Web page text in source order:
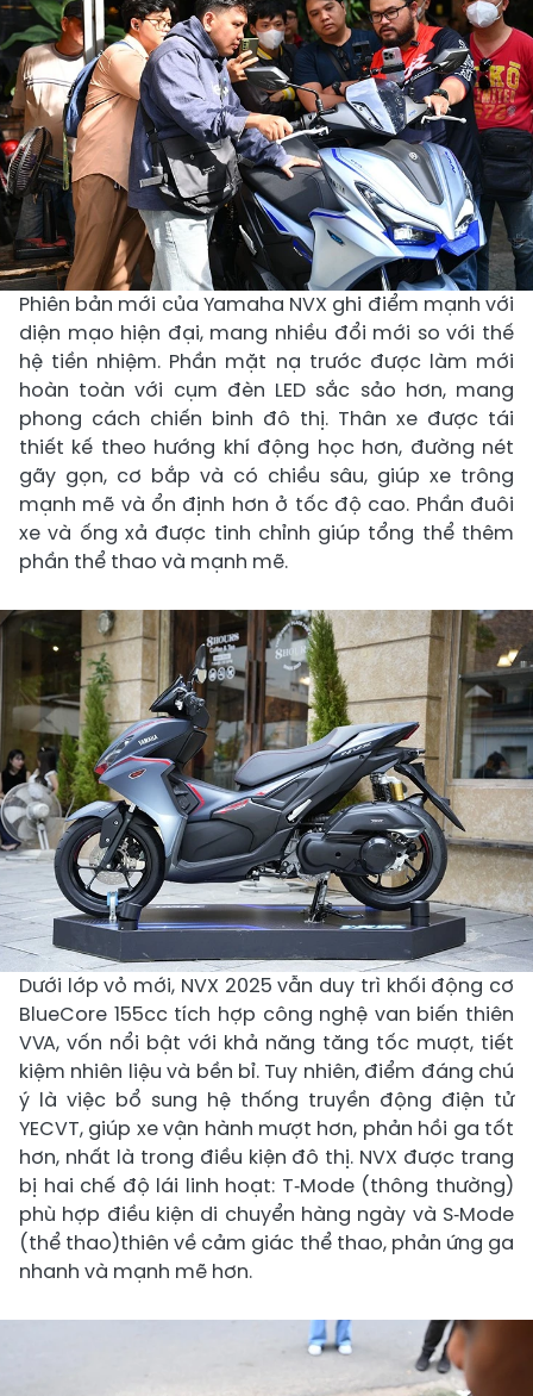
Phiên bản mới của Yamaha NVX ghi điểm mạnh với
diện mạo hiện đại, mang nhiều đổi mới so với thế
hệ tiền nhiệm. Phần mặt nạ trước được làm mới
hoàn toàn với cụm đèn LED sắc sảo hơn, mang
phong cách chiến binh đô thị. Thân xe được tái
thiết kế theo hướng khí động học hơn, đường nét
gãy gọn, cơ bắp và có chiều sâu, giúp xe trông
mạnh mẽ và ổn định hơn ở tốc độ cao. Phần đuôi
xe và ống xả được tinh chỉnh giúp tổng thể thêm
phần thể thao và mạnh mẽ.
Dưới lớp vỏ mới, NVX 2025 vẫn duy trì khối động cơ
BlueCore 155cc tích hợp công nghệ van biến thiên
VVA, vốn nổi bật với khả năng tăng tốc mượt, tiết
kiệm nhiên liệu và bền bỉ. Tuy nhiên, điểm đáng chú
ý là việc bổ sung hệ thống truyền động điện tử
YECVT, giúp xe vận hành mượt hơn, phản hồi ga tốt
hơn, nhất là trong điều kiện đô thị. NVX được trang
bị hai chế độ lái linh hoạt: T‑Mode (thông thường)
phù hợp điều kiện di chuyển hàng ngày và S‑Mode
(thể thao)thiên về cảm giác thể thao, phản ứng ga
nhanh và mạnh mẽ hơn.